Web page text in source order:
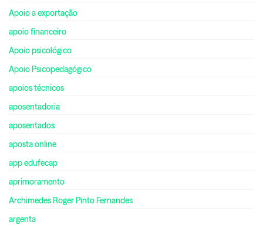
Apoio a exportação
apoio financeiro
Apoio psicológico
Apoio Psicopedagógico
apoios técnicos
aposentadoria
aposentados
aposta online
app edufecap
aprimoramento
Archimedes Roger Pinto Fernandes
argenta